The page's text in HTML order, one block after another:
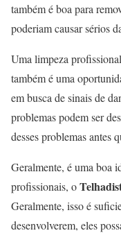
também é boa para
poderiam causar sérios
Uma limpeza
também é uma
em busca de sinais de
problemas podem ser
desses problemas antes
Geralmente, é uma boa
profissionais, o
Geralmente, isso é
desenvolverem, eles